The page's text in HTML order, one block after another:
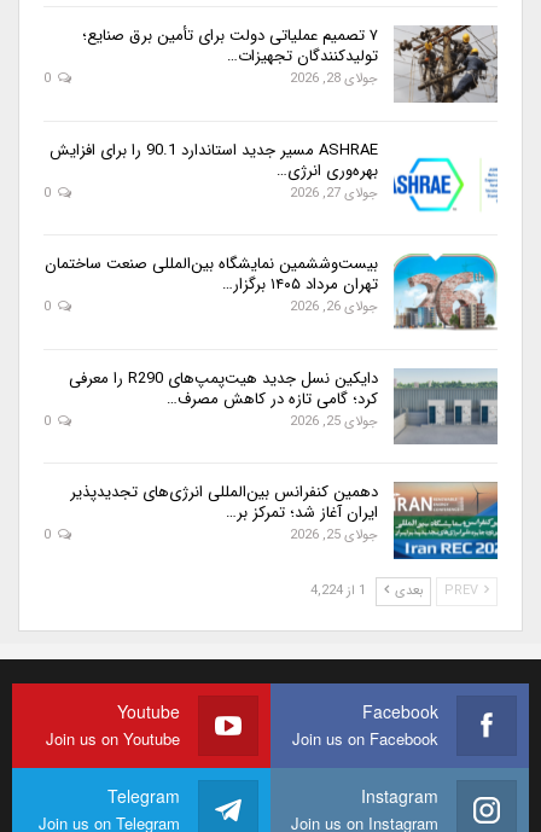
۷ تصمیم عملیاتی دولت برای تأمین برق صنایع؛
تولیدکنندگان تجهیزات…
جولای 28, 2026
ASHRAE مسیر جدید استاندارد 90.1 را برای افزایش
بهره‌وری انرژی…
جولای 27, 2026
بیست‌وششمین نمایشگاه بین‌المللی صنعت ساختمان
تهران مرداد ۱۴۰۵ برگزار…
جولای 26, 2026
دایکین نسل جدید هیت‌پمپ‌های R290 را معرفی
کرد؛ گامی تازه در کاهش مصرف…
جولای 25, 2026
دهمین کنفرانس بین‌المللی انرژی‌های تجدیدپذیر
ایران آغاز شد؛ تمرکز بر…
جولای 25, 2026
بعدی 1 از 4,224
Facebook
Join us on Facebook
Youtube
Join us on Youtube
Instagram
Join us on Instagram
Telegram
Join us on Telegram